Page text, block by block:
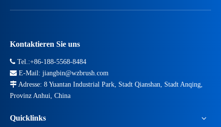
Kontaktieren Sie uns
 Tel.:+86-188-5568-8484
 E-Mail: jiangbin@wzbrush.com
 Adresse: 8 Yuantan Industrial Park, Stadt Qianshan, Stadt Anqing,
Provinz Anhui, China
Quicklinks